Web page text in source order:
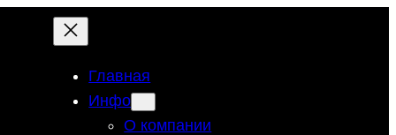
Главная
Инфо
О компании